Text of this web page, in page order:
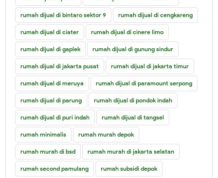
rumah dijual di bintaro sektor 9 rumah dijual di cengkareng
rumah dijual di ciater rumah dijual di cinere limo
rumah dijual di gaplek rumah dijual di gunung sindur
rumah dijual di jakarta pusat rumah dijual di jakarta timur
rumah dijual di meruya rumah dijual di paramount serpong
rumah dijual di parung rumah dijual di pondok indah
rumah dijual di puri indah rumah dijual di tangsel
rumah minimalis rumah murah depok
rumah murah di bsd rumah murah di jakarta selatan
rumah second pamulang rumah subsidi depok